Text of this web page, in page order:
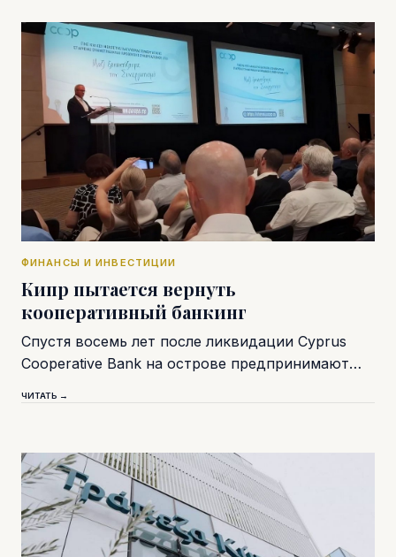
ФИНАНСЫ И ИНВЕСТИЦИИ
Кипр пытается вернуть
кооперативный банкинг
Спустя восемь лет после ликвидации Cyprus
Cooperative Bank на острове предпринимают…
ЧИТАТЬ →